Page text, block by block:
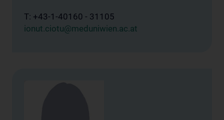
T: +43-1-40160 - 31105
ionut.ciotu@meduniwien.ac.at